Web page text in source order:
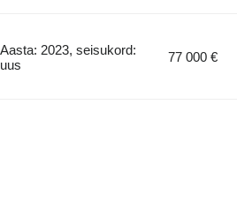
Aasta: 2023, seisukord:
uus
77 000 €